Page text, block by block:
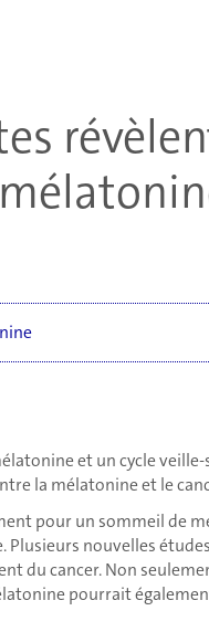
et un cycle
la mélatonine et le
pour un sommeil de
nouvelles
du cancer. Non
pourrait